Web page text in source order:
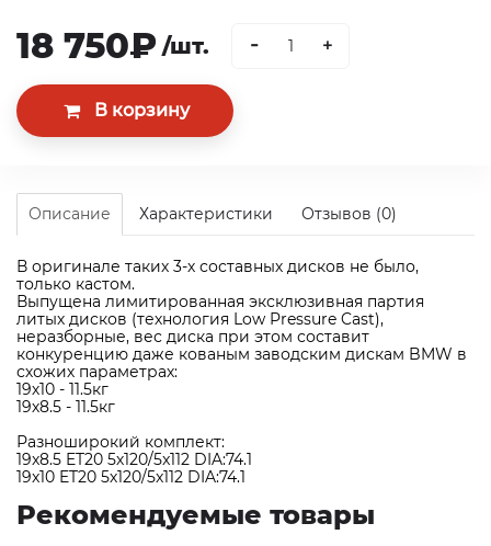
18 750₽ /шт. - +
Описание Характеристики Отзывов (0)
В оригинале таких 3-х составных дисков не было,
только кастом.
Выпущена лимитированная эксклюзивная партия
литых дисков (технология Low Pressure Cast),
неразборные, вес диска при этом составит
конкуренцию даже кованым заводским дискам BMW в
схожих параметрах:
19х10 - 11.5кг
19х8.5 - 11.5кг
Разноширокий комплект:
19x8.5 ET20 5х120/5x112 DIA:74.1
19x10 ET20 5х120/5x112 DIA:74.1
Рекомендуемые товары